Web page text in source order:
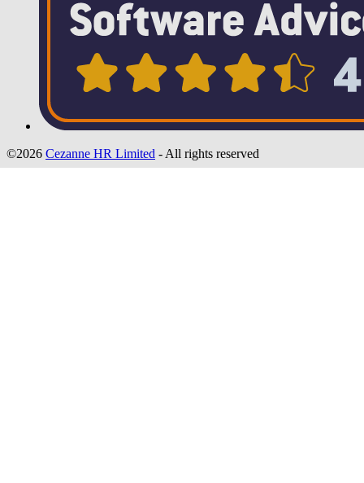
©2026 Cezanne HR Limited - All rights reserved